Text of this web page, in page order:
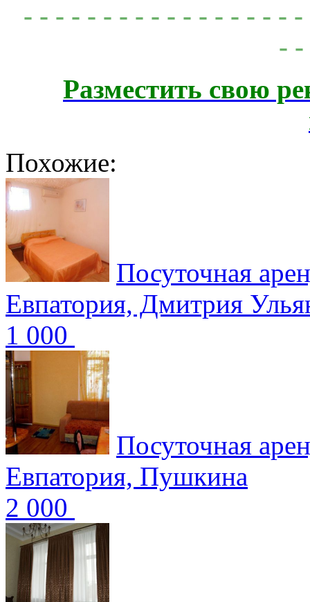
- - - - - - - - - - - - - - - - -
- -
Разместить свою
Похожие:
Посуточная
Евпатория, Дмитрия
1 000
Посуточная
Евпатория, Пушкина
2 000